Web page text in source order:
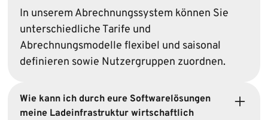
In unserem Abrechnungssystem können Sie
unterschiedliche Tarife und
Abrechnungsmodelle flexibel und saisonal
definieren sowie Nutzergruppen zuordnen.
Wie kann ich durch eure Softwarelösungen
meine Ladeinfrastruktur wirtschaftlich